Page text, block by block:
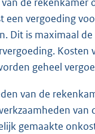
een vergoeding
Dit is maximaal
Kosten
geheel
van de
van
gemaakte